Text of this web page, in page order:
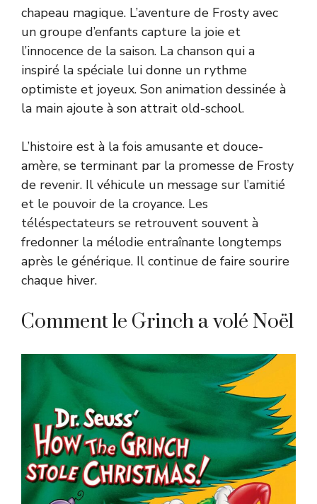
chapeau magique. L’aventure de Frosty avec
un groupe d’enfants capture la joie et
l’innocence de la saison. La chanson qui a
inspiré la spéciale lui donne un rythme
optimiste et joyeux. Son animation dessinée à
la main ajoute à son attrait old-school.
L’histoire est à la fois amusante et douce-
amère, se terminant par la promesse de Frosty
de revenir. Il véhicule un message sur l’amitié
et le pouvoir de la croyance. Les
téléspectateurs se retrouvent souvent à
fredonner la mélodie entraînante longtemps
après le générique. Il continue de faire sourire
chaque hiver.
Comment le Grinch a volé Noël